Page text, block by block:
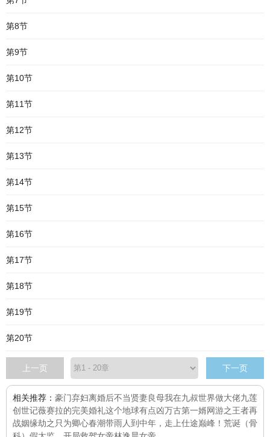
第8节
第9节
第10节
第11节
第12节
第13节
第14节
第15节
第16节
第17节
第18节
第19节
第20节
上一页 下一页
相关推荐： 豪门弃妇离婚后不当贤妻良母我在九叔世界做大佬九莲
创世记薇赛拉的完美婚礼这个地球有点凶万古第一婿网游之王者再
战姻缘劫之只为卿心春潮带雨人到中年，走上仕途巅峰！ 荒诞（骨